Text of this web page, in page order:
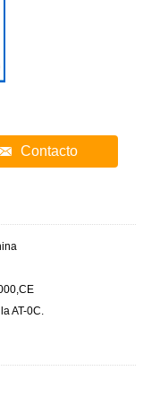
Contacto
AT-0C.